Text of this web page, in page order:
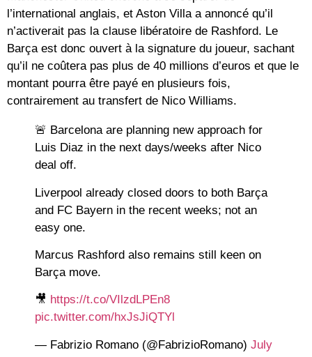
l’international anglais, et Aston Villa a annoncé qu’il
n’activerait pas la clause libératoire de Rashford. Le
Barça est donc ouvert à la signature du joueur, sachant
qu’il ne coûtera pas plus de 40 millions d’euros et que le
montant pourra être payé en plusieurs fois,
contrairement au transfert de Nico Williams.
🚨 Barcelona are planning new approach for
Luis Diaz in the next days/weeks after Nico
deal off.
Liverpool already closed doors to both Barça
and FC Bayern in the recent weeks; not an
easy one.
Marcus Rashford also remains still keen on
Barça move.
🎥 https://t.co/VIlzdLPEn8
pic.twitter.com/hxJsJiQTYl
— Fabrizio Romano (@FabrizioRomano) July